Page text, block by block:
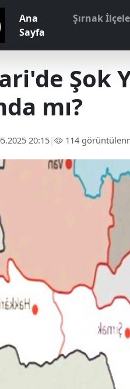
Ana
Sayfa
Şırnak
Şok
mı?
20:15| 114